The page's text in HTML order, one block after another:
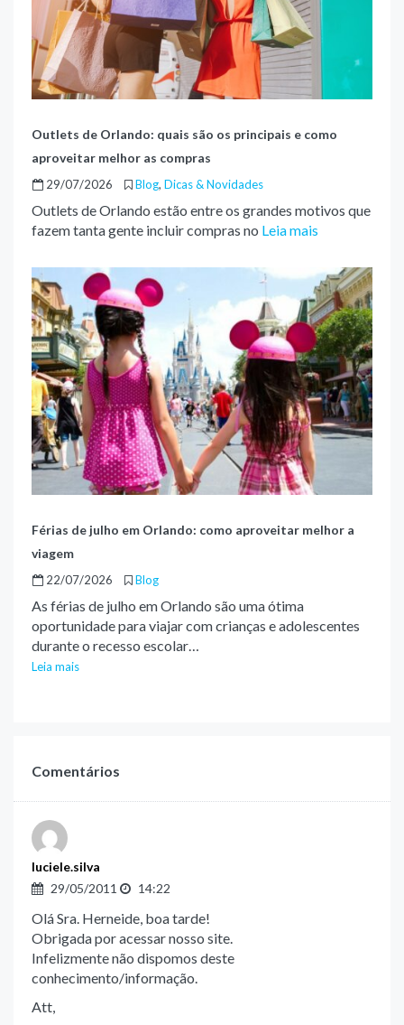
Outlets de Orlando: quais são os principais e como
aproveitar melhor as compras
29/07/2026 Blog, Dicas & Novidades
Outlets de Orlando estão entre os grandes motivos que
fazem tanta gente incluir compras no Leia mais
Férias de julho em Orlando: como aproveitar melhor a
viagem
22/07/2026 Blog
As férias de julho em Orlando são uma ótima
oportunidade para viajar com crianças e adolescentes
durante o recesso escolar…
Leia mais
Comentários
luciele.silva
29/05/2011
14:22
Olá Sra. Herneide, boa tarde!
Obrigada por acessar nosso site.
Infelizmente não dispomos deste
conhecimento/informação.
Att,